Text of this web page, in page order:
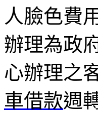
人臉色費
辦理為政
心辦理之
車借款週